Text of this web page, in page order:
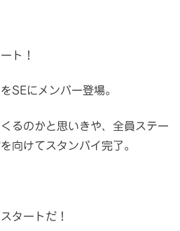
ト！
SEにメンバー登場。
るのかと思いきや、全員ステー
向けてスタンバイ完了。
タートだ！